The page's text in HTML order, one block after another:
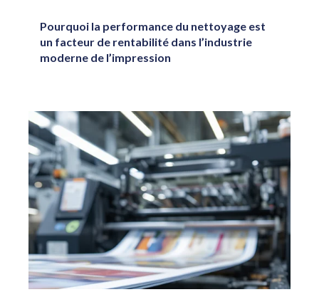
Pourquoi la performance du nettoyage est
un facteur de rentabilité dans l’industrie
moderne de l’impression